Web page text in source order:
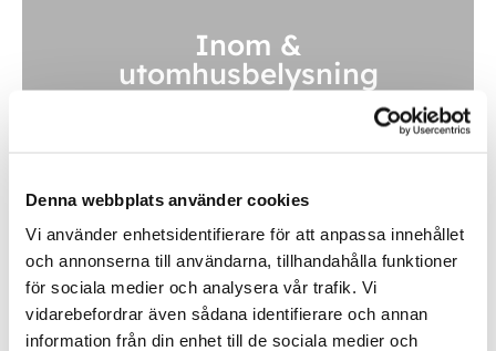
Denna webbplats använder cookies
Vi använder enhetsidentifierare för att anpassa innehållet
och annonserna till användarna, tillhandahålla funktioner
för sociala medier och analysera vår trafik. Vi
vidarebefordrar även sådana identifierare och annan
information från din enhet till de sociala medier och
Inom &
utomhusbelysning